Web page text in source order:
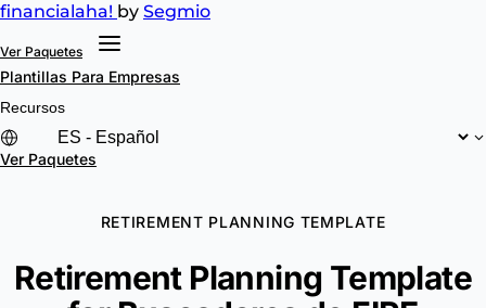
financialaha! by Segmio
Ver Paquetes
Plantillas Para Empresas
Recursos
Ver Paquetes
RETIREMENT PLANNING TEMPLATE
Retirement Planning Template